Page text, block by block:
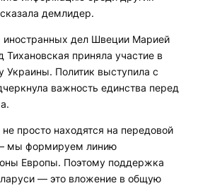
демлидер.
дел Швеции Марией
приняла участие в
Украины. Политик выступила с
важность единства перед
просто находятся на передовой
мы формируем линию
Европы. Поэтому поддержка
— это вложение в общую